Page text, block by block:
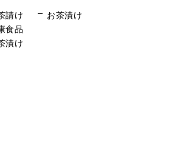
請け
食品
漬け
お茶漬け